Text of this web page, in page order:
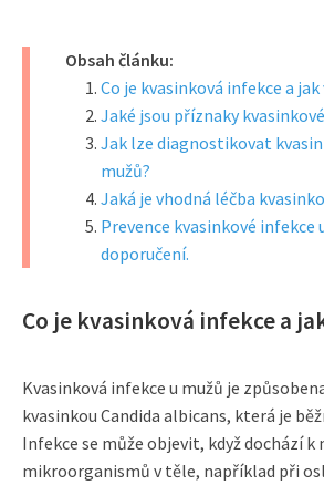
Obsah článku:
Co je kvasinková infekce a jak
Jaké jsou příznaky
Jak lze diagnostikovat
mužů?
Jaká je vhodná léčba
Prevence kvasinkové infekce
doporučení.
Co je kvasinková infekce a
Kvasinková infekce u mužů je
kvasinkou Candida albicans, která je
Infekce se může objevit, když dochází k
mikroorganismů v těle, například při